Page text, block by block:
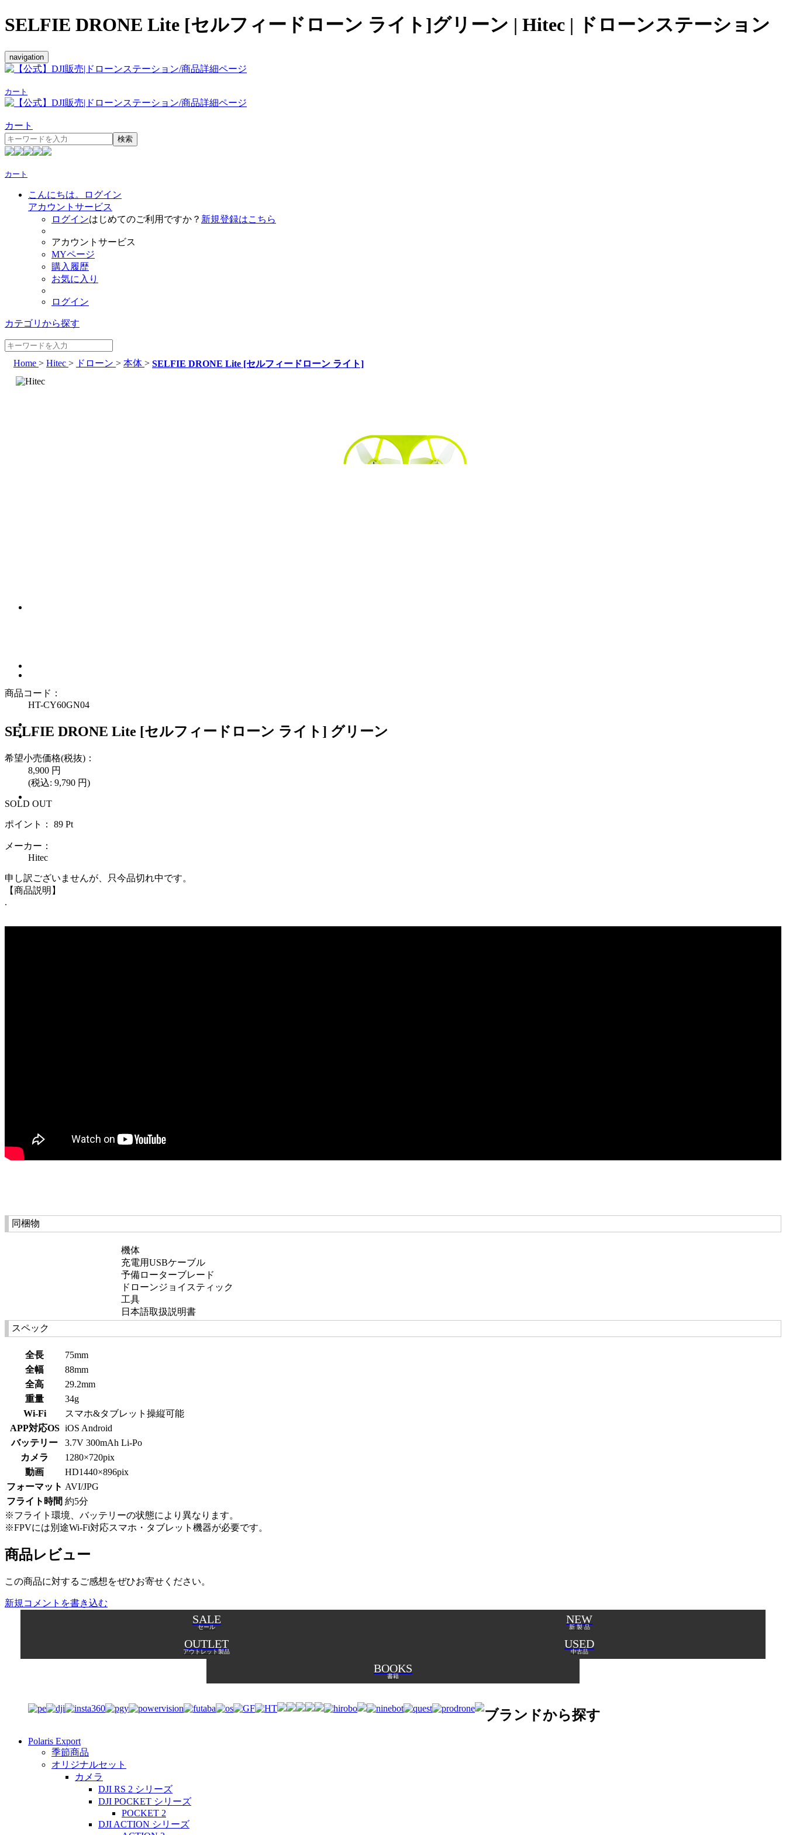
SELFIE DRONE Lite [セルフィードローン ライト]グリーン | Hitec | ドローンステーション
navigation
カート
カート
検索
カート
こんにちは。ログイン
アカウントサービス
ログインはじめてのご利用ですか？ 新規登録はこちら
アカウントサービス
MYページ
購入履歴
お気に入り
ログイン
カテゴリから探す
Home > Hitec > ドローン > 本体 > SELFIE DRONE Lite [セルフィードローン ライト]
商品コード：
HT-CY60GN04
SELFIE DRONE Lite [セルフィードローン ライト] グリーン
希望小売価格(税抜)：
8,900 円
(税込: 9,790 円)
SOLD OUT
ポイント： 89 Pt
メーカー：
Hitec
申し訳ございませんが、只今品切れ中です。
【商品説明】
.
同梱物
機体
充電用USBケーブル
予備ローターブレード
ドローンジョイスティック
工具
日本語取扱説明書
スペック
全長
75mm
全幅
88mm
全高
29.2mm
重量
34g
Wi-Fi
スマホ&タブレット操縦可能
APP対応OS iOS Android
バッテリー
3.7V 300mAh Li-Po
カメラ
1280×720pix
動画
HD1440×896pix
フォーマット AVI/JPG
フライト時間 約5分
※フライト環境、バッテリーの状態により異なります。
※FPVには別途Wi-Fi対応スマホ・タブレット機器が必要です。
商品レビュー
この商品に対するご感想をぜひお寄せください。
新規コメントを書き込む
SALE
セール
NEW
新 製 品
OUTLET
アウトレット製品
USED
中古品
BOOKS
書籍
ブランドから探す
Polaris Export
季節商品
オリジナルセット
カメラ
DJI RS 2 シリーズ
DJI POCKET シリーズ
POCKET 2
DJI ACTION シリーズ